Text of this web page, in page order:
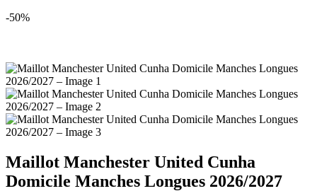
-50%
Maillot Manchester United Cunha
Domicile Manches Longues 2026/2027